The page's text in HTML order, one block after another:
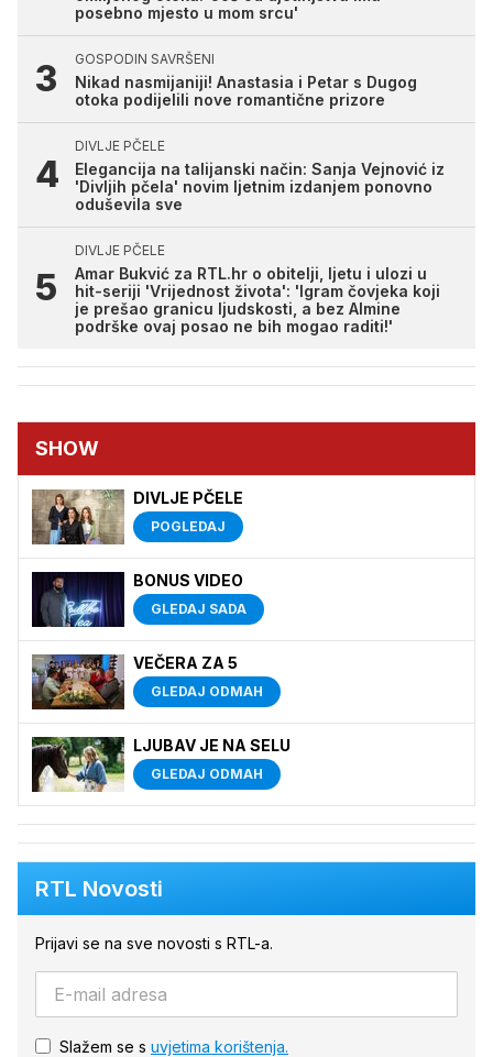
posebno mjesto u mom srcu'
GOSPODIN SAVRŠENI
Nikad nasmijaniji! Anastasia i Petar s Dugog
otoka podijelili nove romantične prizore
DIVLJE PČELE
Elegancija na talijanski način: Sanja Vejnović iz
'Divljih pčela' novim ljetnim izdanjem ponovno
oduševila sve
DIVLJE PČELE
Amar Bukvić za RTL.hr o obitelji, ljetu i ulozi u
hit-seriji 'Vrijednost života': 'Igram čovjeka koji
je prešao granicu ljudskosti, a bez Almine
podrške ovaj posao ne bih mogao raditi!'
SHOW
DIVLJE PČELE
POGLEDAJ
BONUS VIDEO
GLEDAJ SADA
VEČERA ZA 5
GLEDAJ ODMAH
LJUBAV JE NA SELU
GLEDAJ ODMAH
RTL Novosti
Prijavi se na sve novosti s RTL-a.
Slažem se s uvjetima korištenja.